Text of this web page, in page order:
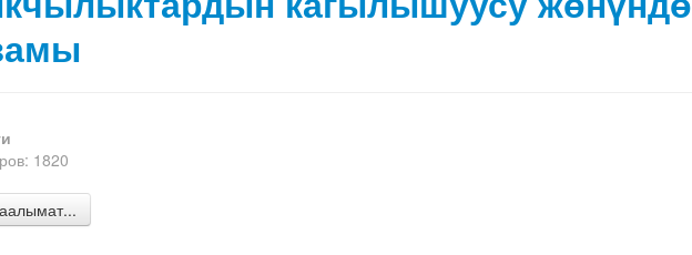
1820